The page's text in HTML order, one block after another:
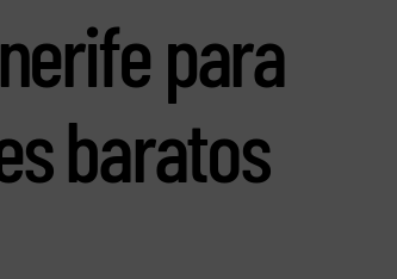
para
baratos